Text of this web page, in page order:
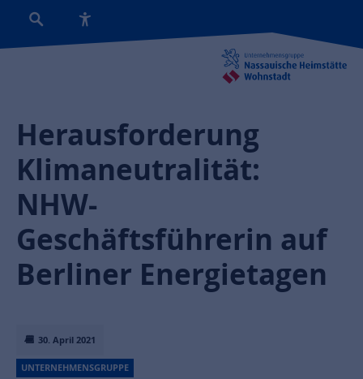
30. April 2021
UNTERNEHMENSGRUPPE
Herausforderung
Klimaneutralität:
NHW-
Geschäftsführerin auf
Berliner Energietagen